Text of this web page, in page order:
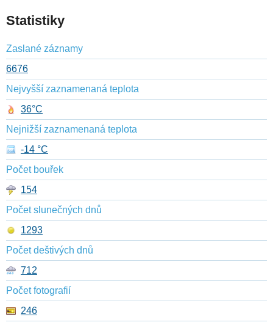
Statistiky
Zaslané záznamy
6676
Nejvyšší zaznamenaná teplota
36°C
Nejnižší zaznamenaná teplota
-14 °C
Počet bouřek
154
Počet slunečných dnů
1293
Počet deštivých dnů
712
Počet fotografií
246